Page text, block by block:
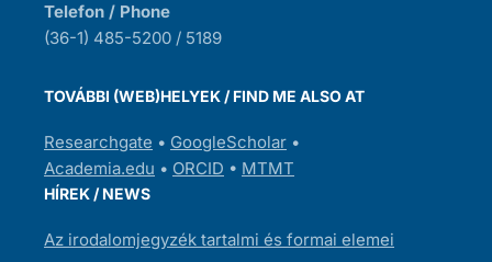
Telefon / Phone
(36-1) 485-5200 / 5189
TOVÁBBI (WEB)HELYEK / FIND ME ALSO AT
Researchgate • GoogleScholar •
Academia.edu • ORCID • MTMT
HÍREK / NEWS
Az irodalomjegyzék tartalmi és formai elemei